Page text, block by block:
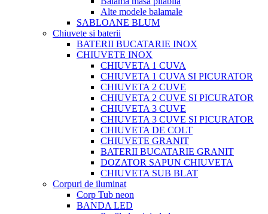
Alte modele balamale
SABLOANE BLUM
Chiuvete si baterii
BATERII BUCATARIE INOX
CHIUVETE INOX
CHIUVETA 1 CUVA
CHIUVETA 1 CUVA SI PICURATOR
CHIUVETA 2 CUVE
CHIUVETA 2 CUVE SI PICURATOR
CHIUVETA 3 CUVE
CHIUVETA 3 CUVE SI PICURATOR
CHIUVETA DE COLT
CHIUVETE GRANIT
BATERII BUCATARIE GRANIT
DOZATOR SAPUN CHIUVETA
CHIUVETA SUB BLAT
Corpuri de iluminat
Corp Tub neon
BANDA LED